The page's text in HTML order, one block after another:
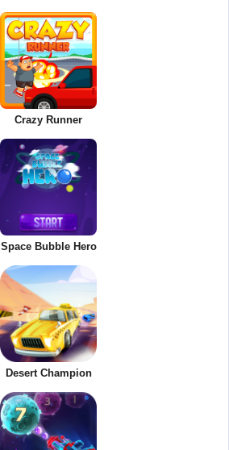
Crazy Runner
Space Bubble Hero
Desert Champion